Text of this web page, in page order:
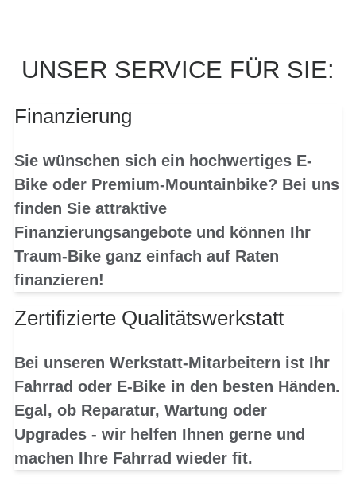
UNSER SERVICE FÜR SIE:
Finanzierung
Sie wünschen sich ein hochwertiges E-
Bike oder Premium-Mountainbike? Bei uns
finden Sie attraktive
Finanzierungsangebote und können Ihr
Traum-Bike ganz einfach auf Raten
finanzieren!
Zertifizierte Qualitätswerkstatt
Bei unseren Werkstatt-Mitarbeitern ist Ihr
Fahrrad oder E-Bike in den besten Händen.
Egal, ob Reparatur, Wartung oder
Upgrades - wir helfen Ihnen gerne und
machen Ihre Fahrrad wieder fit.